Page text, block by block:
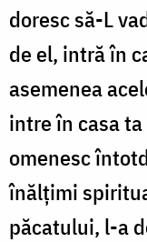
doresc să-L
de el, intră în
asemenea
intre în casa
omenesc
înălţimi
păcatului, l-a